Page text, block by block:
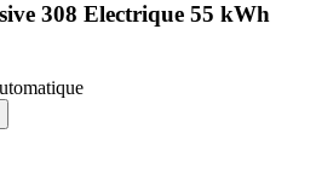
308 Electrique 55 kWh